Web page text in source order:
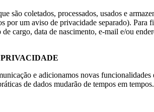
são coletados, processados, usados e
por um aviso de privacidade separado).
cargo, data de nascimento, e-mail e/ou
e adicionamos novas
de dados mudarão de tempos em